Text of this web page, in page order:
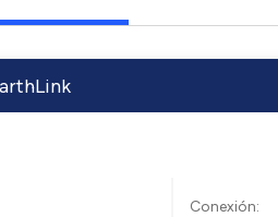
Conexión: